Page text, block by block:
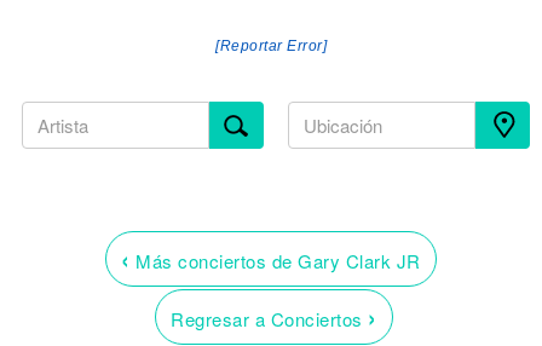
[Reportar Error]
‹ Más conciertos de Gary Clark JR
Regresar a Conciertos ›